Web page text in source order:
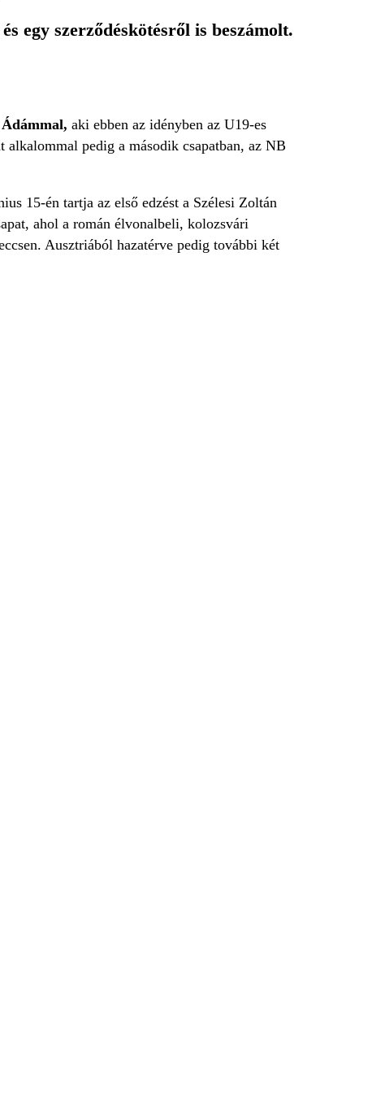
egy szerződéskötésről is beszámolt.
aki ebben az idényben az U19-es
alkalommal pedig a második csapatban, az NB
15-én tartja az első edzést a Szélesi Zoltán
ahol a román élvonalbeli, kolozsvári
Ausztriából hazatérve pedig további két